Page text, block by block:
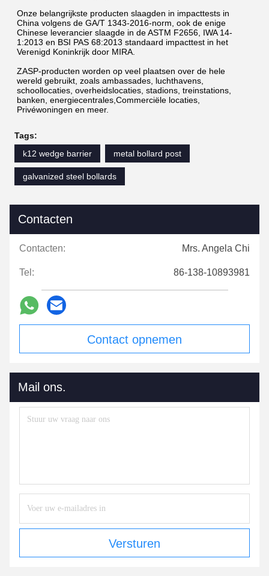
Onze belangrijkste producten slaagden in impacttests in
China volgens de GA/T 1343-2016-norm, ook de enige
Chinese leverancier slaagde in de ASTM F2656, IWA 14-
1:2013 en BSI PAS 68:2013 standaard impacttest in het
Verenigd Koninkrijk door MIRA.
ZASP-producten worden op veel plaatsen over de hele
wereld gebruikt, zoals ambassades, luchthavens,
schoollocaties, overheidslocaties, stadions, treinstations,
banken, energiecentrales,Commerciële locaties,
Privéwoningen en meer.
Tags:
k12 wedge barrier
metal bollard post
galvanized steel bollards
Contacten
Contacten: Mrs. Angela Chi
Tel: 86-138-10893981
Contact opnemen
Mail ons.
Versturen